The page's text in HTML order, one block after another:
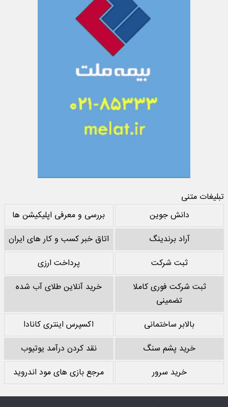
تبلیغات متنی
دانش جوین
بررسی و معرفی اپلیکیشن ها
آراد برندینگ
اتاق خبر کسب و کار های ایران
ثبت شرکت
پرداخت ارزی
ثبت شرکت فوری کاملا
تضمینی
خرید آنلاین طلای آب شده
بالابر ساختمانی
اکسپرس اینتری کانادا
خرید پشم سنگ
نقد کردن درآمد یوتیوب
خرید سرور
مرجع بازی های مود اندروید